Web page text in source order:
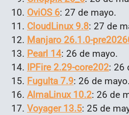
OviOS 6: 27 de mayo.
CloudLinux 9.8: 27 de
Manjaro 26.1.0-
Pearl 14: 26 de mayo.
IPFire 2.29-core202: 26
FuguIta 7.9: 26 de mayo.
AlmaLinux 10.2: 26 de
Voyager 13.5: 25 de